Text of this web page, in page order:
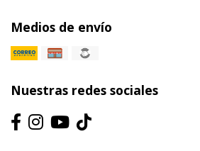
Medios de envío
Nuestras redes sociales